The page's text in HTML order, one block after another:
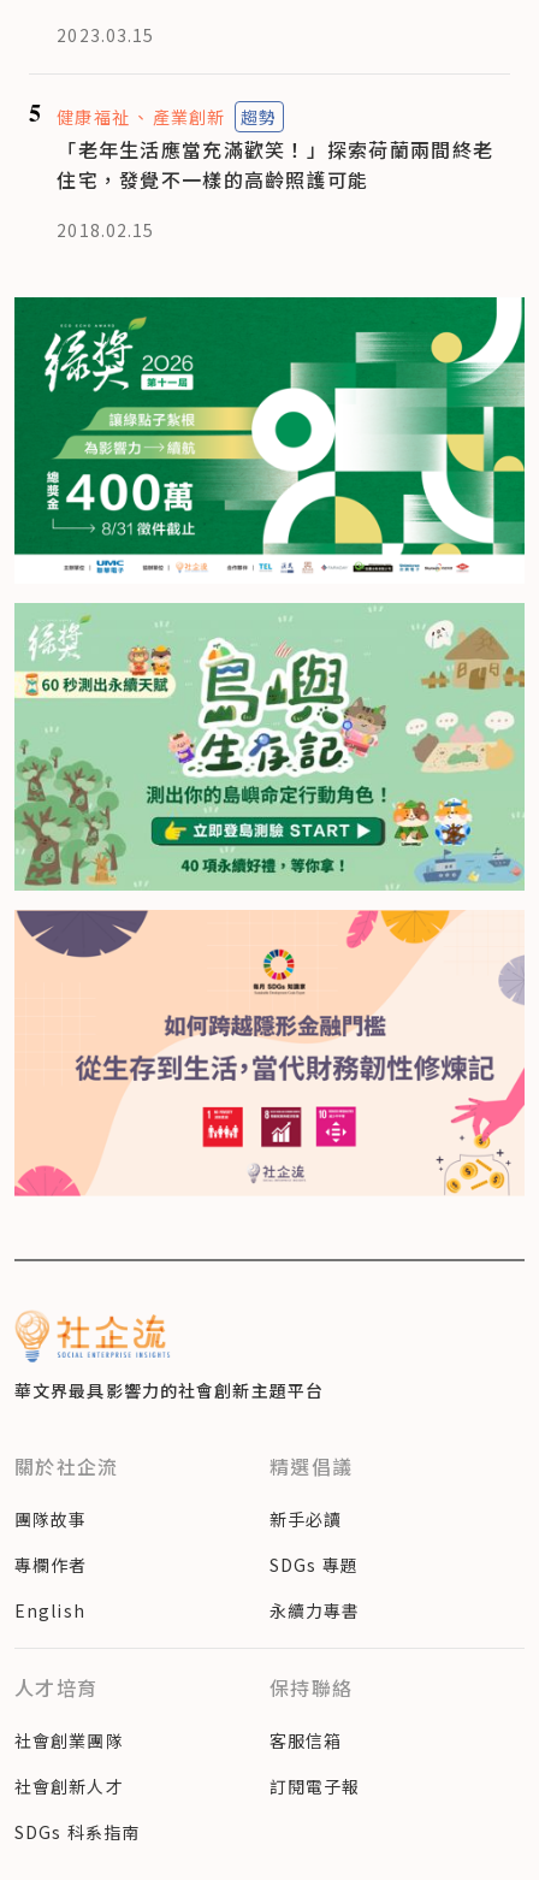
2023.03.15
5 健康福祉 產業創新 趨勢
「老年生活應當充滿歡笑！」探索荷蘭兩間終老
住宅，發覺不一樣的高齡照護可能
2018.02.15
華文界最具影響力的社會創新主題平台
關於社企流
團隊故事
專欄作者
English
精選倡議
新手必讀
SDGs 專題
永續力專書
人才培育
社會創業團隊
社會創新人才
SDGs 科系指南
保持聯絡
客服信箱
訂閱電子報